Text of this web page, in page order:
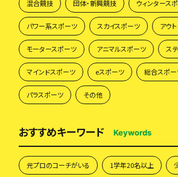
混合競技 団体・新興競技 ウィンタース
パワー系スポーツ スカイスポーツ アウ
モータースポーツ アニマルスポーツ ス
マインドスポーツ eスポーツ 総合スポー
パラスポーツ その他
おすすめキーワード Keywords
元プロのコーチがいる 1学年20名以上